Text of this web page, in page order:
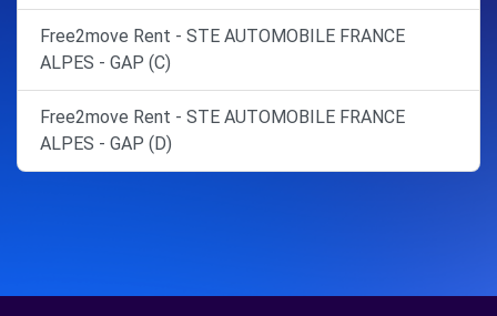
Free2move Rent - STE AUTOMOBILE FRANCE
ALPES - GAP (C)
Free2move Rent - STE AUTOMOBILE FRANCE
ALPES - GAP (D)